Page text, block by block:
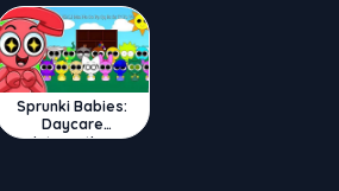
Sprunki Babies:
Daycare
Interactive